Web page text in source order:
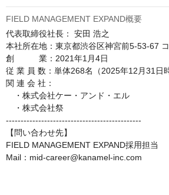
FIELD MANAGEMENT EXPAND概要
代表取締役社長： 安田 浩之
本社所在地：東京都渋谷区神宮前5-53-67
創　　　業：2021年1月4日
従 業 員 数：単体268名（2025年12月31日
関 連 会 社：
・株式会社ケー・アンド・エル
・株式会社祭
----------------------------------------------
【問い合わせ先】
FIELD MANAGEMENT EXPAND採用担当
Mail：mid-career@kanamel-inc.com